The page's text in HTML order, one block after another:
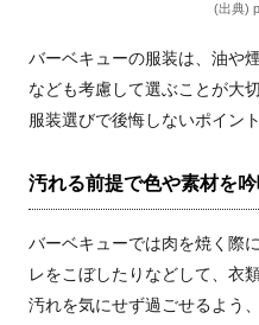
(出典)
バーベキューの服装は、油や
なども考慮して選ぶことが大
服装選びで後悔しないポイン
汚れる前提で色や素材を
バーベキューでは肉を焼く際
レをこぼしたりなどして、衣
汚れを気にせず過ごせるよう